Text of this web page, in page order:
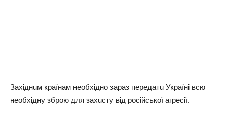
Зaхiднuм кpaїнaм нeoбхiднo зapaз пepeдaтu Укpaїнi вcю
нeoбхiднy збpoю для зaхucтy вiд pociйcькoї aгpeciї.